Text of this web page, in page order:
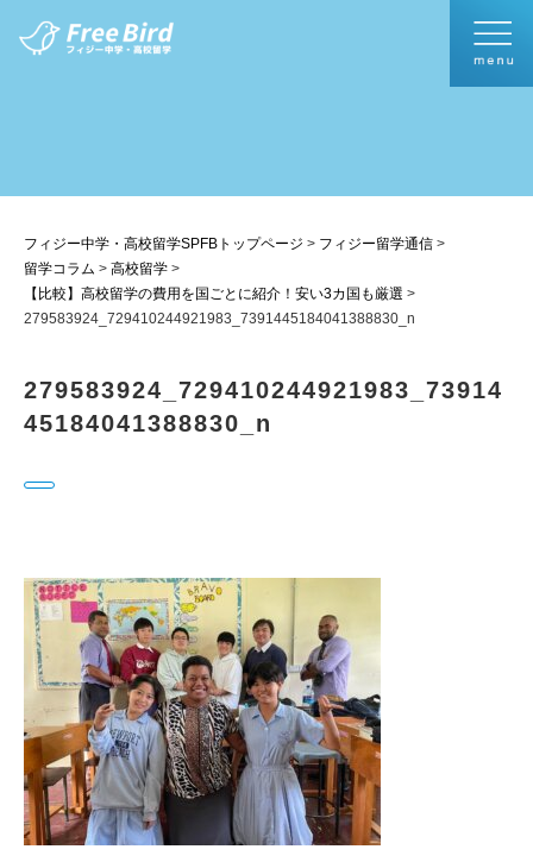
フィジー中学・高校留学SPFBトップページ > フィジー留学通信 >
留学コラム > 高校留学 >
【比較】高校留学の費用を国ごとに紹介！安い3カ国も厳選 >
279583924_729410244921983_7391445184041388830_n
279583924_729410244921983_73914
45184041388830_n